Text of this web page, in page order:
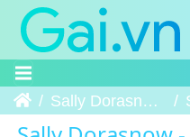
Trang chủSally Dorasnow - Keqing Maid